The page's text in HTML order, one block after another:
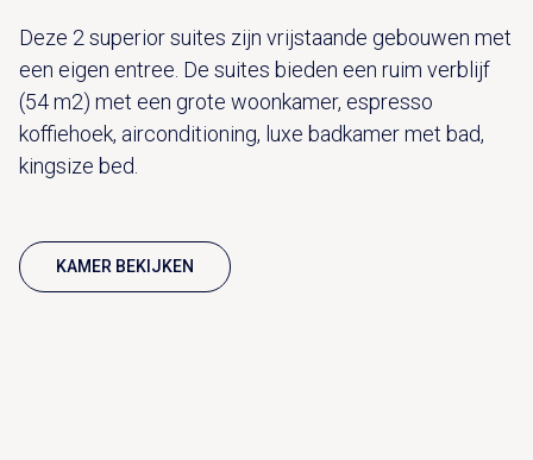
Deze 2 superior suites zijn vrijstaande gebouwen met
een eigen entree. De suites bieden een ruim verblijf
(54 m2) met een grote woonkamer, espresso
koffiehoek, airconditioning, luxe badkamer met bad,
kingsize bed.
KAMER BEKIJKEN